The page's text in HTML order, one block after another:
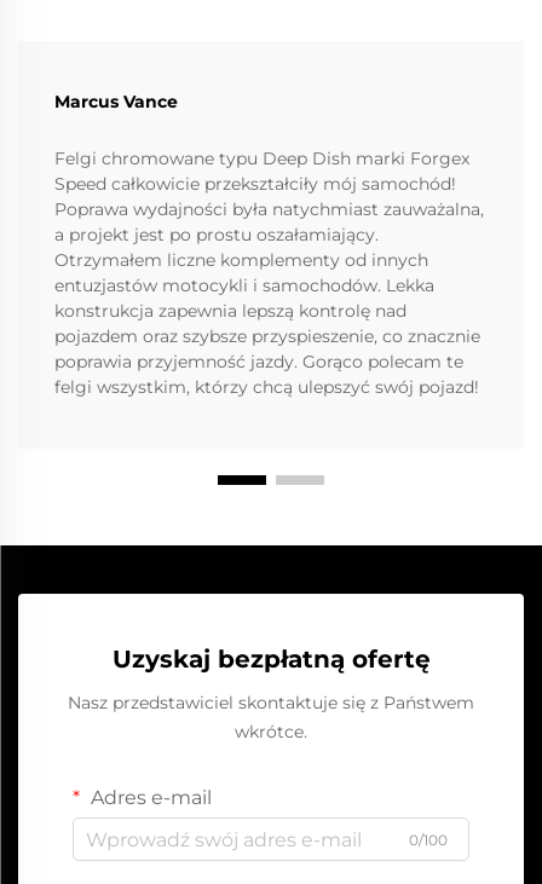
Marcus Vance
Felgi chromowane typu Deep Dish marki Forgex
Speed całkowicie przekształciły mój samochód!
Poprawa wydajności była natychmiast zauważalna,
a projekt jest po prostu oszałamiający.
Otrzymałem liczne komplementy od innych
entuzjastów motocykli i samochodów. Lekka
konstrukcja zapewnia lepszą kontrolę nad
pojazdem oraz szybsze przyspieszenie, co znacznie
poprawia przyjemność jazdy. Gorąco polecam te
felgi wszystkim, którzy chcą ulepszyć swój pojazd!
Uzyskaj bezpłatną ofertę
Nasz przedstawiciel skontaktuje się z Państwem
wkrótce.
Adres e-mail
0/100